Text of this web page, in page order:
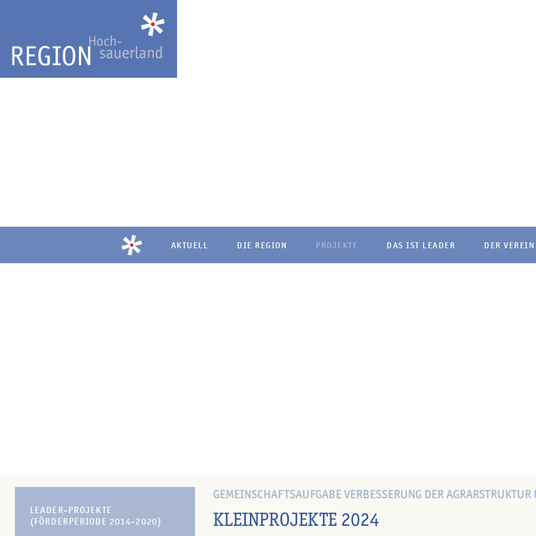
AKTUELL DIE REGION PROJEKTE DAS IST LEADER DER VEREIN
LEADER-PROJEKTE
(FÖRDERPERIODE 2014-2020)
GEMEINSCHAFTSAUFGABE VERBESSERUNG DER
KLEINPROJEKTE 2024